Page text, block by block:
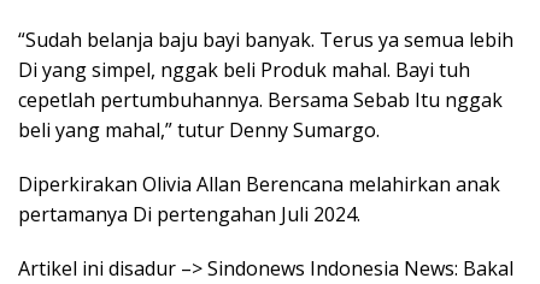
“Sudah belanja baju bayi banyak. Terus ya semua lebih
Di yang simpel, nggak beli Produk mahal. Bayi tuh
cepetlah pertumbuhannya. Bersama Sebab Itu nggak
beli yang mahal,” tutur Denny Sumargo.
Diperkirakan Olivia Allan Berencana melahirkan anak
pertamanya Di pertengahan Juli 2024.
Artikel ini disadur –> Sindonews Indonesia News: Bakal